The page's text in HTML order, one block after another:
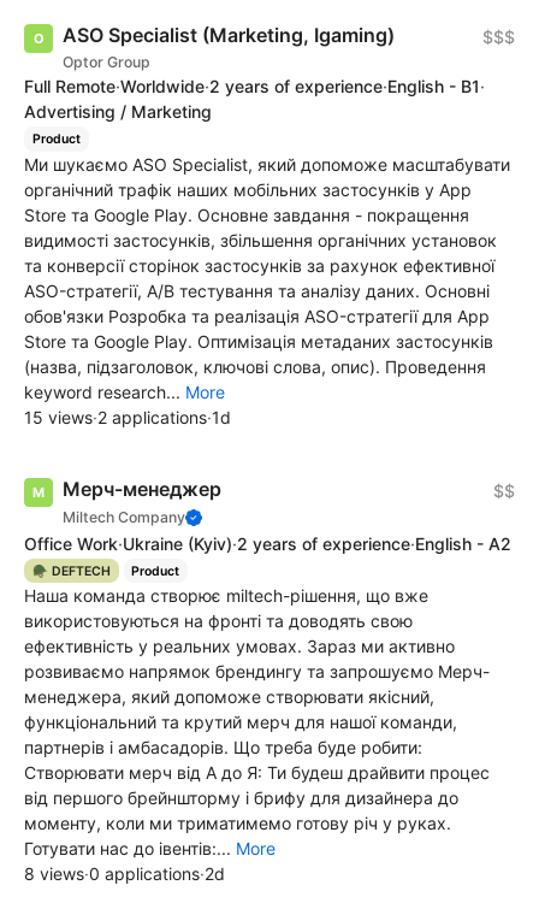
ASO Specialist (Marketing, Igaming)
Optor Group
$$$
Full Remote·Worldwide·2 years of experience·English - B1·
Advertising / Marketing
Product
Ми шукаємо ASO Specialist, який допоможе масштабувати
органічний трафік наших мобільних застосунків у App
Store та Google Play. Основне завдання - покращення
видимості застосунків, збільшення органічних установок
та конверсії сторінок застосунків за рахунок ефективної
ASO-стратегії, A/B тестування та аналізу даних. Основні
обов'язки Розробка та реалізація ASO-стратегії для App
Store та Google Play. Оптимізація метаданих застосунків
(назва, підзаголовок, ключові слова, опис). Проведення
keyword research... More
15 views·2 applications·1d
Мерч-менеджер
Miltech Company
$$
Office Work·Ukraine (Kyiv)·2 years of experience·English - A2
🪖 DEFTECH Product
Наша команда створює miltech-рішення, що вже
використовуються на фронті та доводять свою
ефективність у реальних умовах. Зараз ми активно
розвиваємо напрямок брендингу та запрошуємо Мерч-
менеджера, який допоможе створювати якісний,
функціональний та крутий мерч для нашої команди,
партнерів і амбасадорів. Що треба буде робити:
Створювати мерч від А до Я: Ти будеш драйвити процес
від першого брейншторму і брифу для дизайнера до
моменту, коли ми триматимемо готову річ у руках.
Готувати нас до івентів:... More
8 views·0 applications·2d